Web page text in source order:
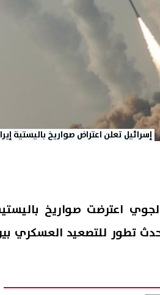
إسرائيل تعلن اعتراض صواريخ باليستية
اعترضت صواريخ
تطور للتصعيد العسكري